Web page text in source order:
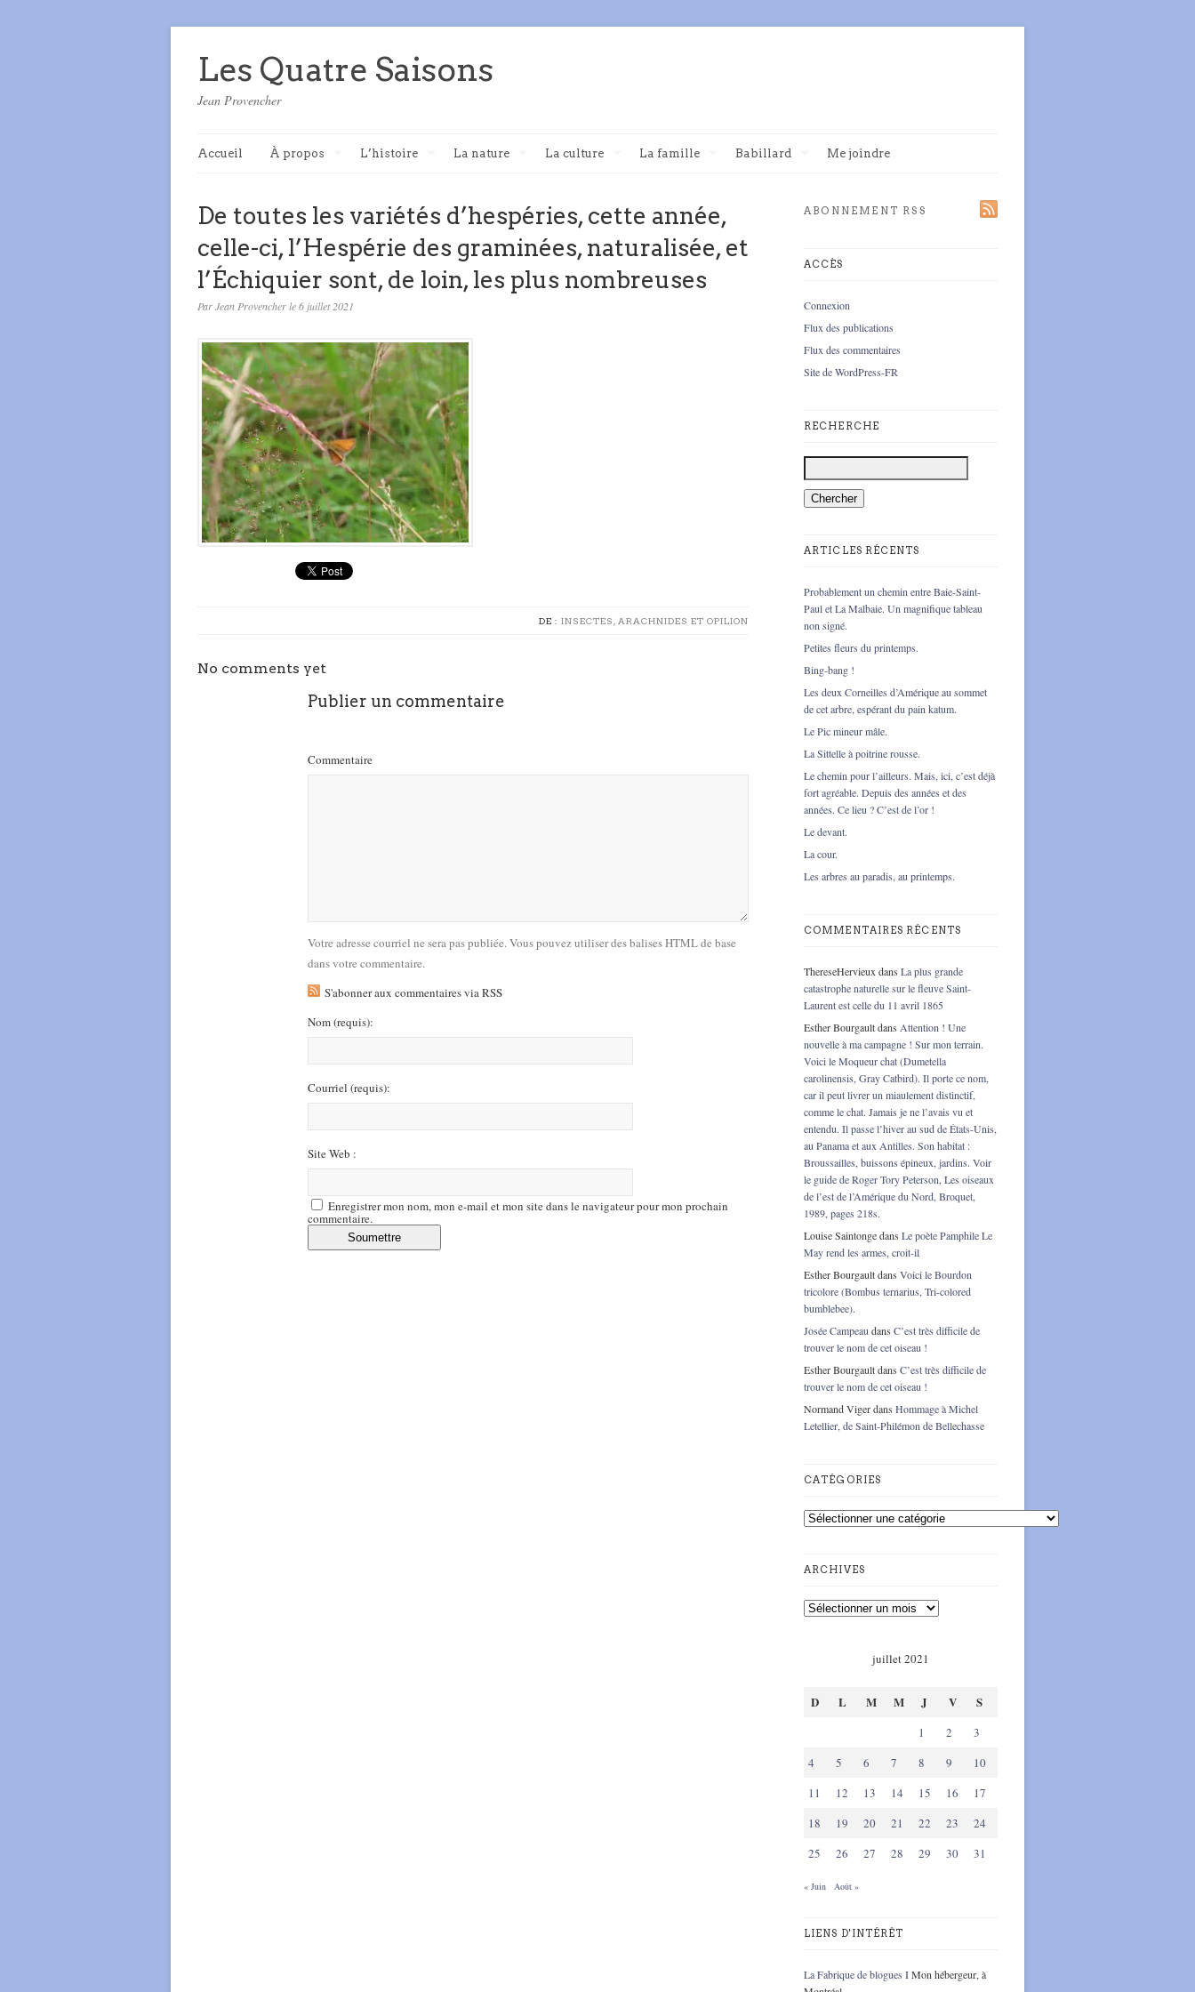
Les Quatre Saisons
Jean Provencher
Accueil À propos L’histoire La nature La culture La famille Babillard Me joindre
De toutes les variétés d’hespéries, cette année,
celle-ci, l’Hespérie des graminées, naturalisée, et
l’Échiquier sont, de loin, les plus nombreuses
Par Jean Provencher le 6 juillet 2021
DE : INSECTES, ARACHNIDES ET OPILION
No comments yet
Publier un commentaire
Commentaire
Votre adresse courriel ne sera pas publiée. Vous pouvez utiliser des balises HTML de base
dans votre commentaire.
S'abonner aux commentaires via RSS
Nom(requis):
Courriel (requis):
Site Web :
Enregistrer mon nom, mon e-mail et mon site dans le navigateur pour mon prochain
commentaire.
ABONNEMENT RSS
ACCÈS
Connexion
Flux des publications
Flux des commentaires
Site de WordPress-FR
RECHERCHE
ARTICLES RÉCENTS
Probablement un chemin entre Baie-Saint-
Paul et La Malbaie. Un magnifique tableau
non signé.
Petites fleurs du printemps.
Bing-bang !
Les deux Corneilles d’Amérique au sommet
de cet arbre, espérant du pain katum.
Le Pic mineur mâle.
La Sittelle à poitrine rousse.
Le chemin pour l’ailleurs. Mais, ici, c’est déjà
fort agréable. Depuis des années et des
années. Ce lieu ? C’est de l’or !
Le devant.
La cour.
Les arbres au paradis, au printemps.
COMMENTAIRES RÉCENTS
ThereseHervieux dans La plus grande
catastrophe naturelle sur le fleuve Saint-
Laurent est celle du 11 avril 1865
Esther Bourgaultdans Attention ! Une
nouvelle à ma campagne ! Sur mon terrain.
Voici le Moqueur chat (Dumetella
carolinensis, Gray Catbird). Il porte ce nom,
car il peut livrer un miaulement distinctif,
comme le chat. Jamais je ne l’avais vu et
entendu. Il passe l’hiver au sud de États-Unis,
au Panama et aux Antilles. Son habitat :
Broussailles, buissons épineux, jardins. Voir
le guide de Roger Tory Peterson, Les oiseaux
de l’est de l’Amérique du Nord, Broquet,
1989, pages 218s.
Louise Saintongedans Le poète Pamphile Le
May rend les armes, croit-il
Esther Bourgaultdans Voici le Bourdon
tricolore (Bombus ternarius, Tri-colored
bumblebee).
Josée Campeau dans C’est très difficile de
trouver le nom de cet oiseau !
Esther Bourgaultdans C’est très difficile de
trouver le nom de cet oiseau !
Normand Vigerdans Hommage à Michel
Letellier, de Saint-Philémon de Bellechasse
CATÉGORIES
ARCHIVES
juillet 2021
D L M M J V S
1 2
3
4
5 6 7 8 9
10
11
12 13 14 15 16
17
18
19 20 21 22 23
24
25
26 27 28 29 30 31
« Juin Août »
LIENS D'INTÉRÊT
La Fabrique de blogues IMon hébergeur, à